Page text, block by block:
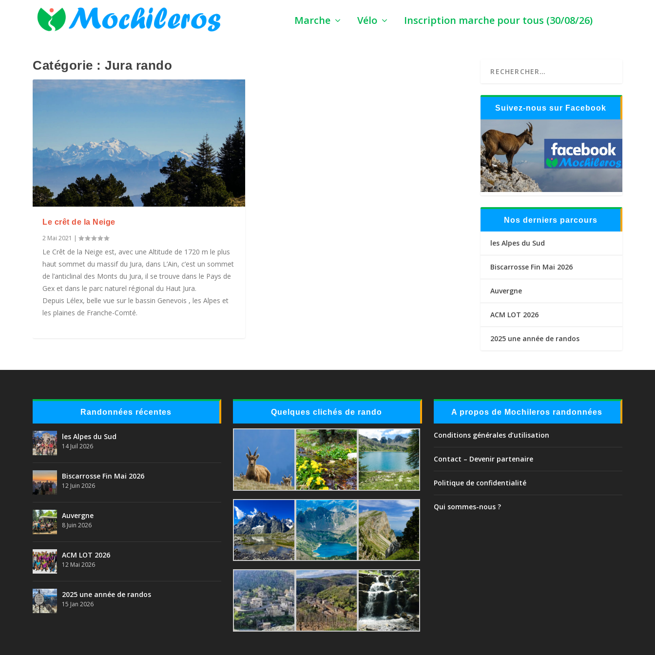
Marche Vélo Inscription marche pour tous (30/08/26)
Catégorie :Jura rando
Le crêt de la Neige
2 Mai 2021 |
Le Crêt de la Neige est, avec une Altitude de 1720 m le plus
haut sommet du massif du Jura, dans L’Ain, c’est un sommet
de l’anticlinal des Monts du Jura, il se trouve dans le Pays de
Gex et dans le parc naturel régional du Haut Jura.
Depuis Lélex, belle vue sur le bassin Genevois , les Alpes et
les plaines de Franche-Comté.
Suivez-nous sur Facebook
Nos derniers parcours
les Alpes du Sud
Biscarrosse Fin Mai 2026
Auvergne
ACM LOT 2026
2025 une année de randos
Randonnées récentes
les Alpes du Sud
14 Juil 2026
Biscarrosse Fin Mai 2026
12 Juin 2026
Auvergne
8 Juin 2026
ACM LOT 2026
12 Mai 2026
2025 une année de randos
15 Jan 2026
Quelques clichés de rando A propos de Mochileros randonnées
Conditions générales d’utilisation
Contact – Devenir partenaire
Politique de confidentialité
Qui sommes-nous ?